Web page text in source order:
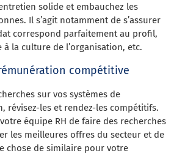
solide et embauchez les
Il s’agit notamment de s’assurer
correspond parfaitement au profil,
à la culture de l’organisation, etc.
compétitive
sur vos systèmes de
révisez-les et rendez-les compétitifs.
équipe RH de faire des recherches
les meilleures offres du secteur et de
chose de similaire pour votre